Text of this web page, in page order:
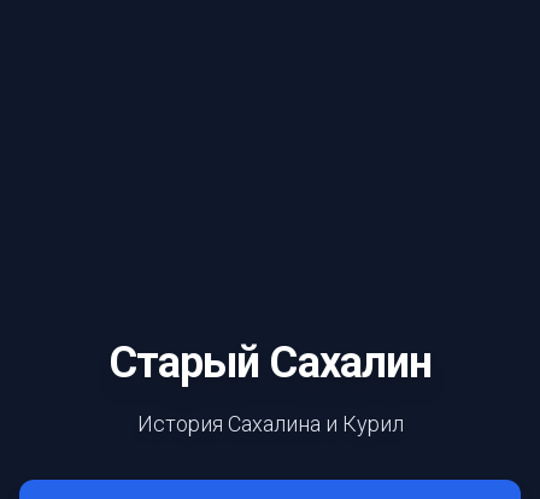
Старый Сахалин
История Сахалина и Курил